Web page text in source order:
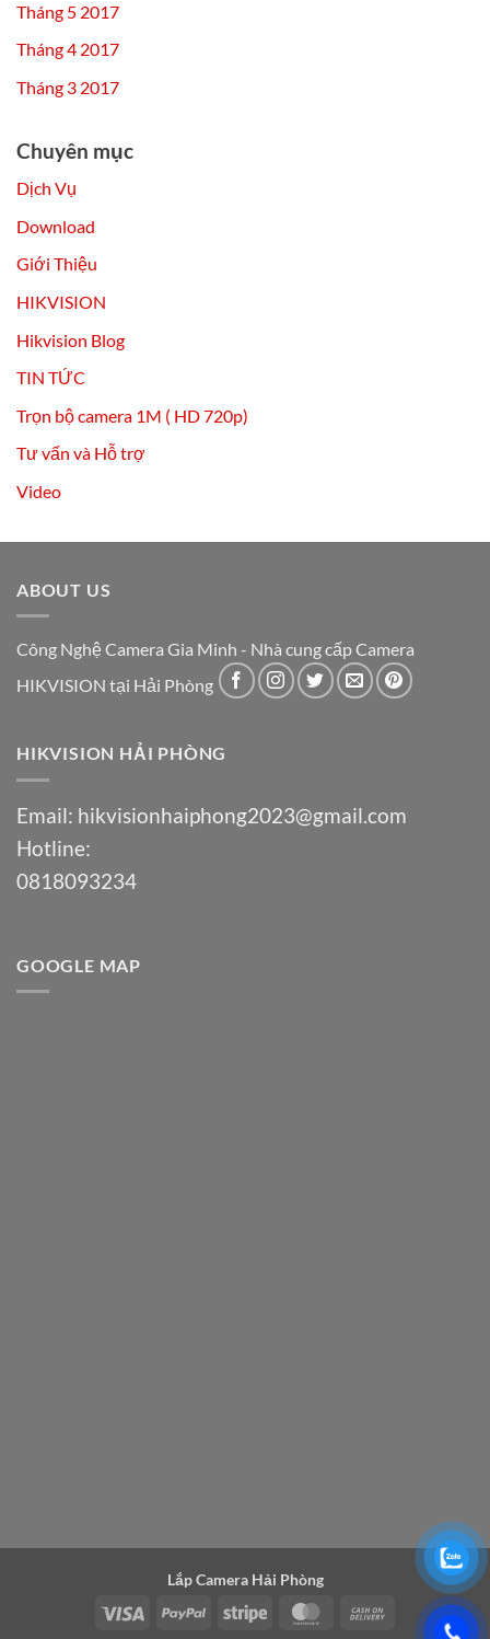
Tháng 5 2017
Tháng 4 2017
Tháng 3 2017
Chuyên mục
Dịch Vụ
Download
Giới Thiệu
HIKVISION
Hikvision Blog
TIN TỨC
Trọn bộ camera 1M ( HD 720p)
Tư vấn và Hỗ trợ
Video
ABOUT US
Công Nghệ Camera Gia Minh - Nhà cung cấp Camera
HIKVISION tại Hải Phòng
HIKVISION HẢI PHÒNG
Email: hikvisionhaiphong2023@gmail.com
Hotline:
0818093234
GOOGLE MAP
Lắp Camera Hải Phòng
Visa
PayPal Stripe MasterCardCash